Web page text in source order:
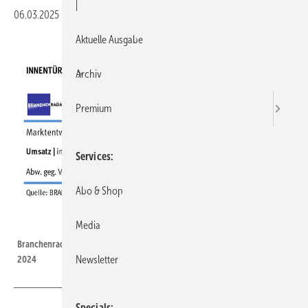
06.03.2025 Druckvorschau
Branchenradar.com: Marktentwicklungen bei Innentüren in Österreich
2024
Aktuelle Ausgabe
Archiv
Premium
Services
Abo & Shop
Media
Newsletter